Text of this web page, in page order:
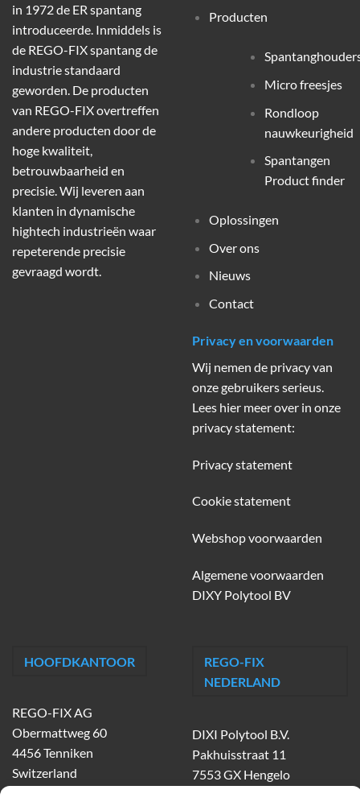
in 1972 de ER spantang
introduceerde. Inmiddels is
de REGO-FIX spantang de
industrie standaard
geworden. De producten
van REGO-FIX overtreffen
andere producten door de
hoge kwaliteit,
betrouwbaarheid en
precisie. Wij leveren aan
klanten in dynamische
hightech industrieën waar
repeterende precisie
gevraagd wordt.
Producten
Micro freesjes
Rondloop
nauwkeurigheid
Spantangen
Product finder
Oplossingen
Over ons
Nieuws
Contact
Privacy en voorwaarden
Wij nemen de privacy van
onze gebruikers serieus.
Lees hier meer over in onze
privacy statement:
Privacy statement
Cookie statement
Webshop voorwaarden
Algemene voorwaarden
DIXY Polytool BV
HOOFDKANTOOR
REGO-FIX AG
Obermattweg 60
4456 Tenniken
Switzerland
REGO-FIX
NEDERLAND
DIXI Polytool B.V.
Pakhuisstraat 11
7553 GX Hengelo